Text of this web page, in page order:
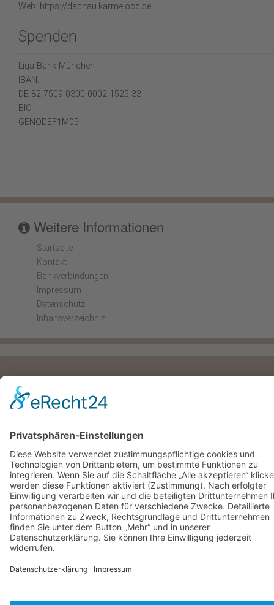
Web: https://dachau.karmelocd.de
Spenden
Liga-Bank München
IBAN:
DE 82 7509 0300 0002 1525 33
BIC:
GENODEF1M05
Weitere Informationen
Startseite
Kontakt
Bankverbindungen
Impressum
Datenschutz
Inhaltsverzeichnis